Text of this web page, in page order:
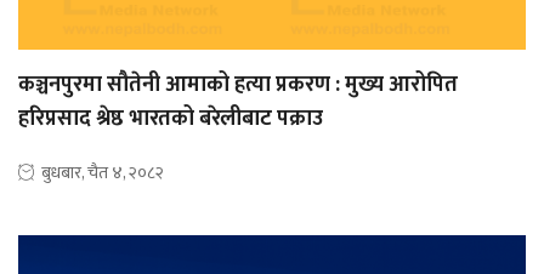
कञ्चनपुरमा सौतेनी आमाको हत्या प्रकरण : मुख्य आरोपित
हरिप्रसाद श्रेष्ठ भारतको बरेलीबाट पक्राउ
बुधबार, चैत ४, २०८२